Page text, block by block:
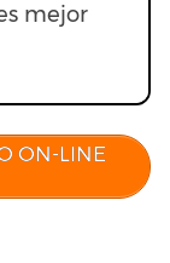
mejor
ON-LINE